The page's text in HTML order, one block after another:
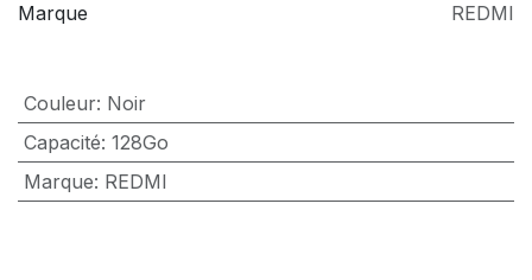
Marque REDMI
Couleur: Noir
Capacité: 128Go
Marque: REDMI